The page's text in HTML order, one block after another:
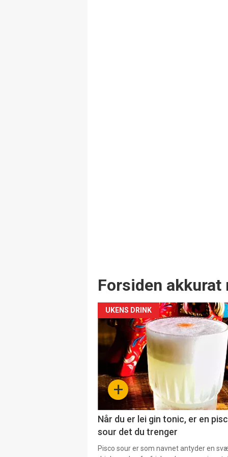
Forsiden akkurat
+
UKENS DRINK
Når du er lei gin tonic, er en
sour det du trenger
Pisco sour er som navnet antyder en